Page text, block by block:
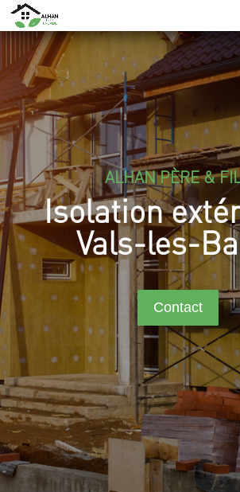
ALHAN PÈRE &
Isolation
Vals-les-
Contact